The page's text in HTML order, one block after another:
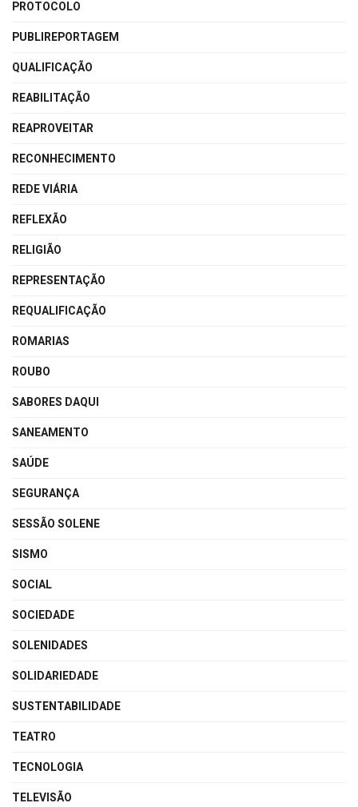
PROTOCOLO
PUBLIREPORTAGEM
QUALIFICAÇÃO
REABILITAÇÃO
REAPROVEITAR
RECONHECIMENTO
REDE VIÁRIA
REFLEXÃO
RELIGIÃO
REPRESENTAÇÃO
REQUALIFICAÇÃO
ROMARIAS
ROUBO
SABORES DAQUI
SANEAMENTO
SAÚDE
SEGURANÇA
SESSÃO SOLENE
SISMO
SOCIAL
SOCIEDADE
SOLENIDADES
SOLIDARIEDADE
SUSTENTABILIDADE
TEATRO
TECNOLOGIA
TELEVISÃO